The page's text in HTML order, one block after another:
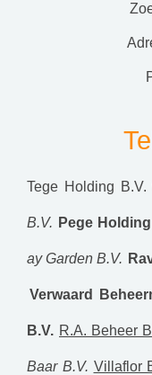
Tege Holding B.V.
B.V. Pege
ay Garden B.V.
Verwaard
B.V. R.A. Beheer
Baar B.V. Villaflor